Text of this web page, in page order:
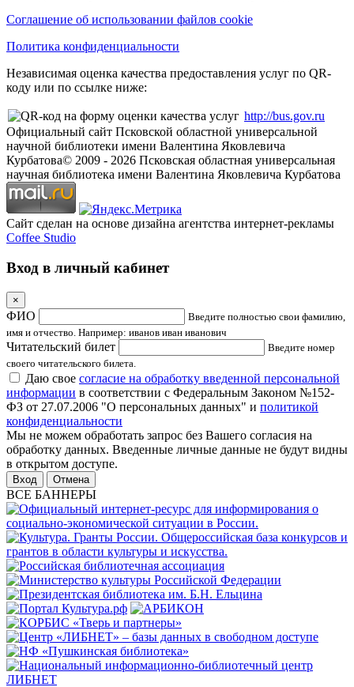
Соглашение об использовании файлов cookie
Политика конфиденциальности
Независимая оценка качества предоставления услуг по QR-
коду или по ссылке ниже:
http://bus.gov.ru
Официальный сайт Псковской областной универсальной
научной библиотеки имени Валентина Яковлевича
Курбатова© 2009 - 2026 Псковская областная универсальная
научная библиотека имени Валентина Яковлевича Курбатова
Сайт сделан на основе дизайна агентства интернет-рекламы
Coffee Studio
Вход в личный кабинет
×
ФИО
Введите полностью свои фамилию,
имя и отчество. Например: иванов иван иванович
Читательский билет
Введите номер
своего читательского билета.
Даю свое согласие на обработку введенной персональной
информации в соответствии с Федеральным Законом №152-
ФЗ от 27.07.2006 "О персональных данных" и политикой
конфиденциальности
Мы не можем обработать запрос без Вашего согласия на
обработку данных. Введенные личные данные не будут видны
в открытом доступе.
Отмена
ВСЕ БАННЕРЫ